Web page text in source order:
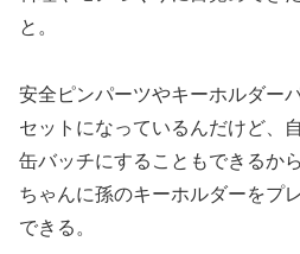
と。
安全ピンパーツやキーホルダー
セットになっているんだけど、
缶バッチにすることもできるか
ちゃんに孫のキーホルダーをプ
できる。